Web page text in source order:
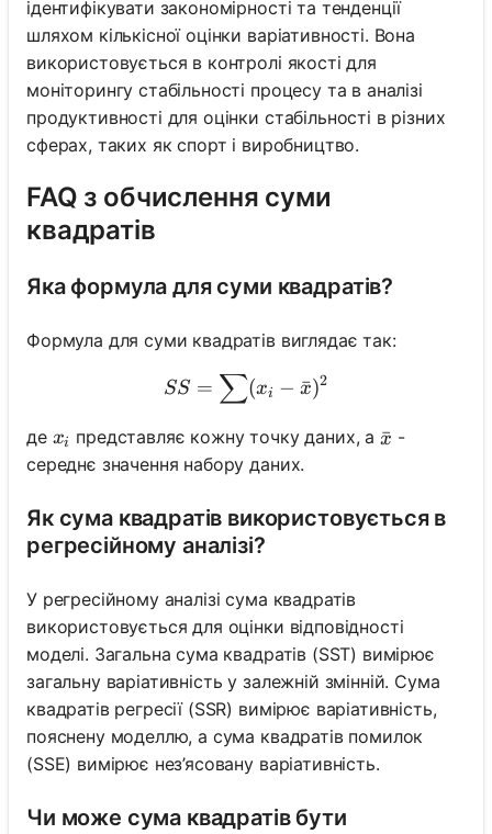
ідентифікувати закономірності та тенденції
шляхом кількісної оцінки варіативності. Вона
використовується в контролі якості для
моніторингу стабільності процесу та в аналізі
продуктивності для оцінки стабільності в різних
сферах, таких як спорт і виробництво.
FAQ з обчислення суми
квадратів
Яка формула для суми квадратів?
Формула для суми квадратів виглядає так:
SS = \sum (x_i -
SS = ∑(xi − x
ˉ)2
де x_i
xi представляє кожну точку даних, а \bar{x}
x
ˉ -
середнє значення набору даних.
Як сума квадратів використовується в
регресійному аналізі?
У регресійному аналізі сума квадратів
використовується для оцінки відповідності
моделі. Загальна сума квадратів (SST) вимірює
загальну варіативність у залежній змінній. Сума
квадратів регресії (SSR) вимірює варіативність,
пояснену моделлю, а сума квадратів помилок
(SSE) вимірює нез’ясовану варіативність.
Чи може сума квадратів бути